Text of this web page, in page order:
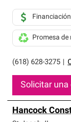
(618) 628-3275
Promesa de
Solicitar una
Hancock